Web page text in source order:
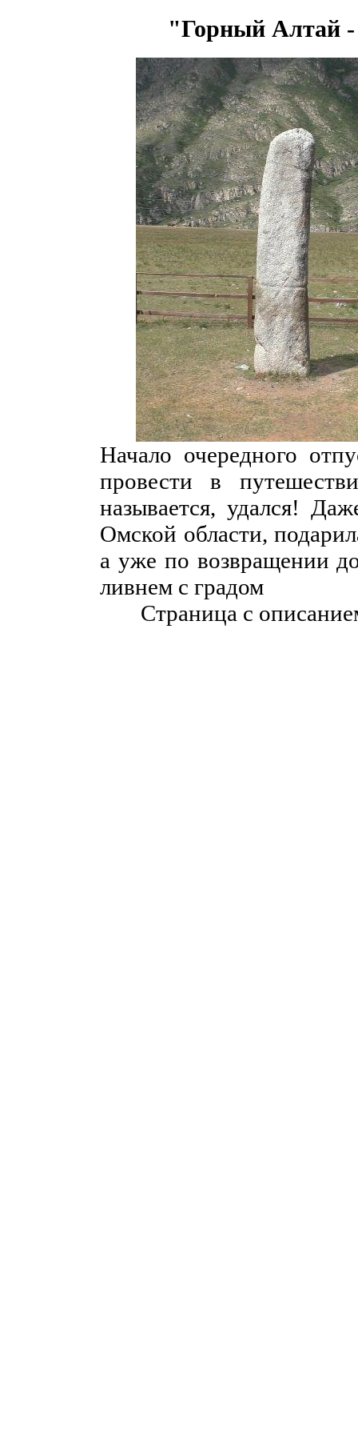
"Горный Алтай
Начало очередного
провести в
называется, удался!
Омской области,
а уже по возвращении
ливнем с градом
Страница с